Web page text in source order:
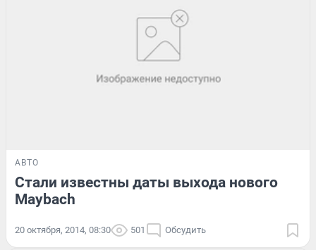
АВТО
Стали известны даты выхода нового
Maybach
20 октября, 2014, 08:30 501 Обсудить